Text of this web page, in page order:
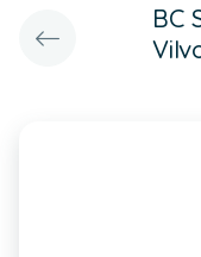
BC